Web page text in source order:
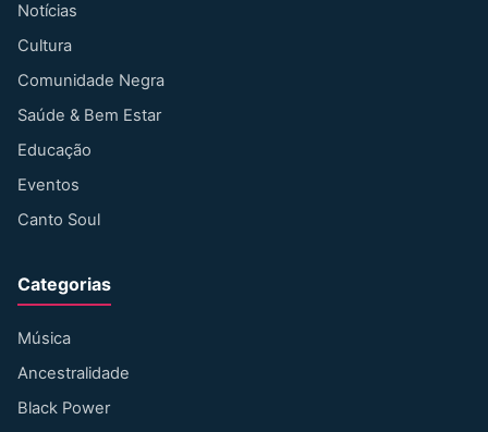
Notícias
Cultura
Comunidade Negra
Saúde & Bem Estar
Educação
Eventos
Canto Soul
Categorias
Música
Ancestralidade
Black Power